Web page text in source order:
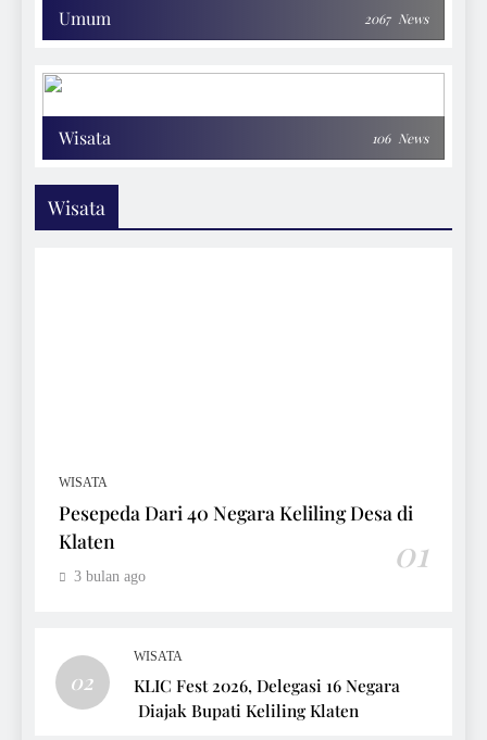
Umum 2067 News
Wisata 106 News
Wisata
WISATA
Pesepeda Dari 40 Negara Keliling Desa di
Klaten
01
3 bulan ago
02
WISATA
KLIC Fest 2026, Delegasi 16 Negara
Diajak Bupati Keliling Klaten